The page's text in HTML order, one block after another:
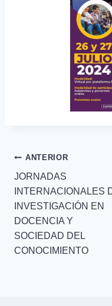
ANTERIOR
JORNADAS
INTERNACIONALES
INVESTIGACIÓN EN
DOCENCIA Y
SOCIEDAD DEL
CONOCIMIENTO